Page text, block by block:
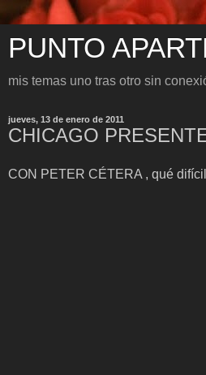
PUNTO
mis temas uno tras otro sin
jueves, 13 de enero de 2011
CHICAGO
CON PETER CÉTERA , qué